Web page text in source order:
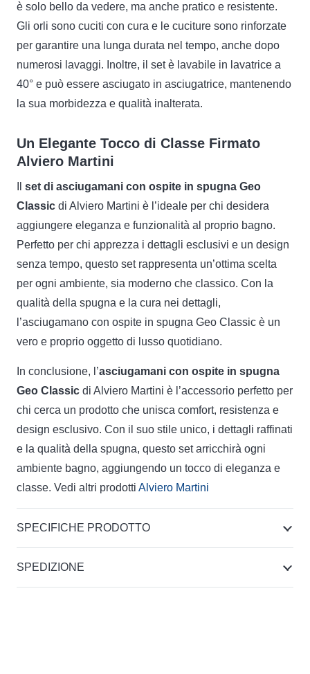
è solo bello da vedere, ma anche pratico e resistente.
Gli orli sono cuciti con cura e le cuciture sono rinforzate
per garantire una lunga durata nel tempo, anche dopo
numerosi lavaggi. Inoltre, il set è lavabile in lavatrice a
40° e può essere asciugato in asciugatrice, mantenendo
la sua morbidezza e qualità inalterata.
Un Elegante Tocco di Classe Firmato
Alviero Martini
set di asciugamani con ospite in spugna Geo
Classic di Alviero Martini è l’ideale per chi desidera
aggiungere eleganza e funzionalità al proprio bagno.
Perfetto per chi apprezza i dettagli esclusivi e un design
senza tempo, questo set rappresenta un’ottima scelta
per ogni ambiente, sia moderno che classico. Con la
qualità della spugna e la cura nei dettagli,
l’asciugamano con ospite in spugna Geo Classic è un
vero e proprio oggetto di lusso quotidiano.
In conclusione, l’asciugamani con ospite in spugna
Geo Classic di Alviero Martini è l’accessorio perfetto per
chi cerca un prodotto che unisca comfort, resistenza e
design esclusivo. Con il suo stile unico, i dettagli raffinati
e la qualità della spugna, questo set arricchirà ogni
ambiente bagno, aggiungendo un tocco di eleganza e
classe. Vedi altri prodotti Alviero Martini
SPECIFICHE PRODOTTO
SPEDIZIONE